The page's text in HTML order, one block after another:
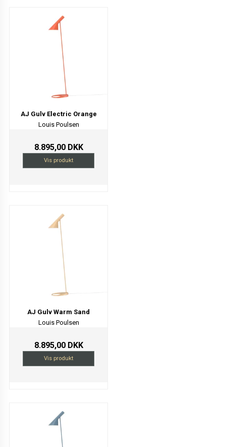
AJ Gulv Electric Orange
Louis Poulsen
8.895,00 DKK
Vis produkt
AJ Gulv Warm Sand
Louis Poulsen
8.895,00 DKK
Vis produkt